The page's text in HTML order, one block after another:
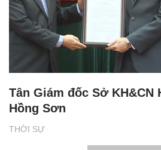
THỜI SỰ
Tân Giám đốc Sở KH&CN
Hồng Sơn